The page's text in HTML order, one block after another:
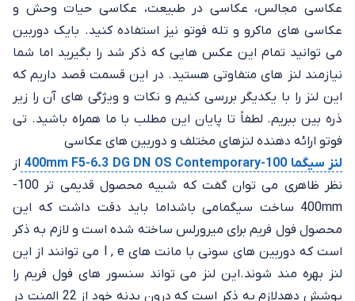
عکاسی مجالس، عکاسی در طبیعت، عکاسی حیات وحش و
عکاسی های ماکرو و تله فوتو نیز استفاده کنید. بایک دوربین
می توانید تمام این عکس هایی که ذکر شد را بگیرید اما شما
نیازمند لنز های متفاوتی هستید. در این قسمت قصد داریم که
این لنز را با یکدیگر بررسی کنیم و نکات و ویژگی های آن را زیر
ذره بین ببریم. لطفاً تا پایان این مطلب با ما همراه باشید. تی
فوتو ارائه دهنده لنزهای مختلف و دوربین های عکاسی
لنز سیگما 100-400mm F5-6.3 DG DN OS Contemporary
از
نظر ظاهری می توان گفت که شبیه محصول قدیمی تر 100-
400mm ساخت سیگمامی باشداما باید دقت داشت که این
محصول فول فریم برای میرورلس ساخته شده است و لازم به ذکر
است که دوربین های سونی با مانت های l , e می توانند از این
لنز بهره مند شوند.این لنز می تواند سنسور های فول فریم را
پوشش دهدلازم به ذکر است که درون بدنه خود از 22 المنت در